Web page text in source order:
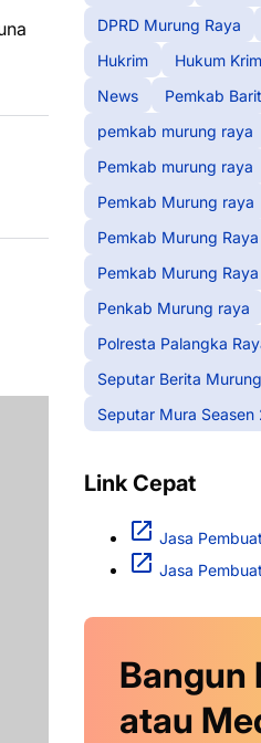
DPRD Murung Raya
Hukrim
Hukum
News
Pemkab
pemkab murung raya
Pemkab murung raya
Pemkab Murung raya
Pemkab Murung Raya
Pemkab Murung
Penkab Murung raya
Polresta Palangka
Seputar Berita
Seputar Mura Seasen
Link Cepat
Jasa
Jasa
Bangun
atau